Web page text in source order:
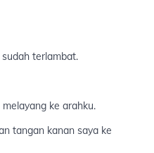
terlambat.
ke arahku.
tangan kanan saya ke